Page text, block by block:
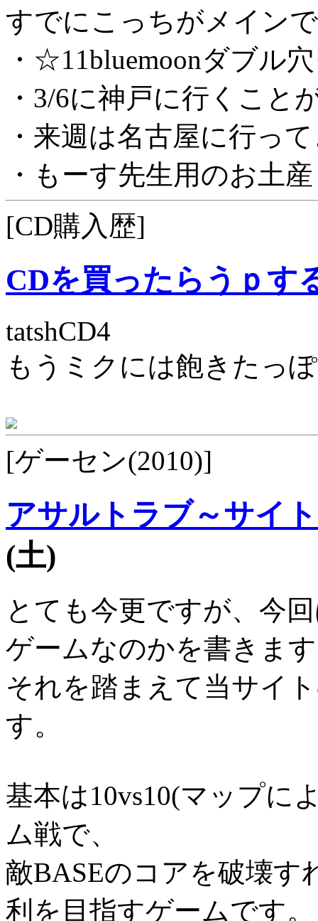
すでにこっちがメイン
・☆11bluemoonダブル
・3/6に神戸に行くこと
・来週は名古屋に行っ
・もーす先生用のお土
[CD購入歴]
CDを買ったらうｐす
tatshCD4
もうミクには飽きたっ
[ゲーセン(2010)]
アサルトラブ～サイ
(土)
とても今更ですが、今
ゲームなのかを書きま
それを踏まえて当サイ
す。
基本は10vs10(マップに
ム戦で、
敵BASEのコアを破壊す
利を目指すゲームです。